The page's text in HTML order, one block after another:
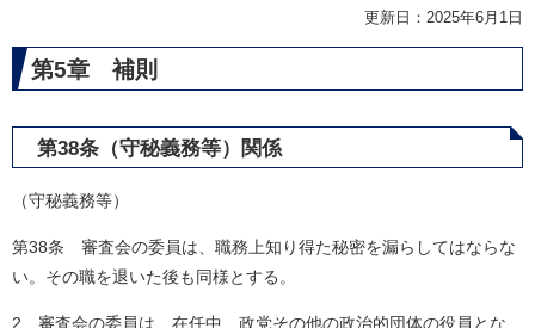
更新日：2025年6月1日
第5章 補則
第38条（守秘義務等）関係
（守秘義務等）
第38条 審査会の委員は、職務上知り得た秘密を漏らしてはならな
い。その職を退いた後も同様とする。
2 審査会の委員は、在任中、政党その他の政治的団体の役員とな